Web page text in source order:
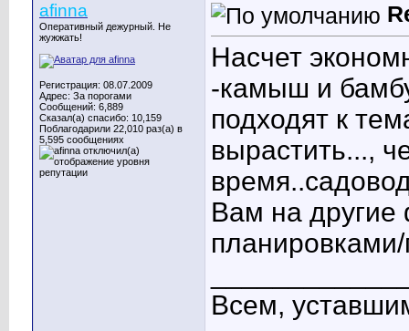
afinna
Оперативный дежурный. Не
жужжать!
Регистрация: 08.07.2009
Адрес: За порогами
Сообщений: 6,889
Сказал(а) спасибо: 10,159
Поблагодарили 22,010 раз(а) в
5,595 сообщениях
Насчет
-камыш и
подходят к
вырастить...,
Вам на
Всем,